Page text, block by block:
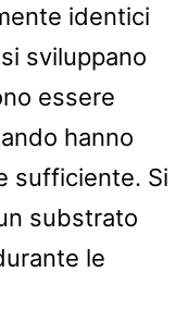
identici
sviluppano
essere
hanno
sufficiente. Si
substrato
le